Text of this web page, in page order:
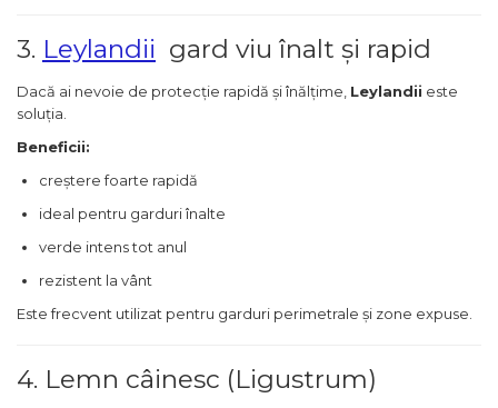
3. Leylandii gard viu înalt și rapid
Dacă ai nevoie de protecție rapidă și înălțime, Leylandii este
soluția.
Beneficii:
creștere foarte rapidă
ideal pentru garduri înalte
verde intens tot anul
rezistent la vânt
Este frecvent utilizat pentru garduri perimetrale și zone expuse.
4. Lemn câinesc (Ligustrum)